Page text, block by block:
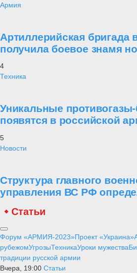
Армия
Артиллерийская бригада
получила боевое знамя
4
Техника
Уникальные
появятся в российской
5
Новости
Структура главного
управления ВС РФ
Статьи
Форум «АРМИЯ-2023»Проект «Украина»
рубежомУгрозыТехникаУроки мужества
традиции русской армии
Вчера, 19:00 Статьи